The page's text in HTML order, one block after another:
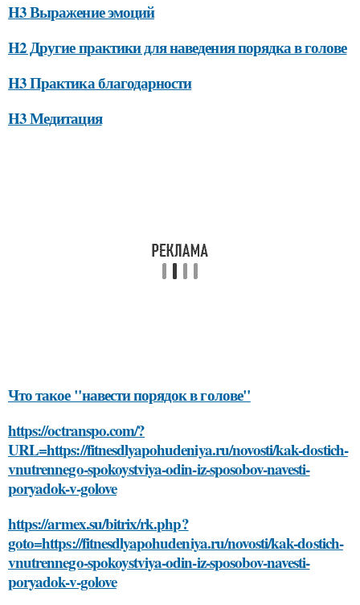
H3 Выражение эмоций
H2 Другие практики для наведения порядка в голове
H3 Практика благодарности
H3 Медитация
Что такое "навести порядок в голове"
https://octranspo.com/?
URL=https://fitnesdlyapohudeniya.ru/novosti/kak-dostich-
vnutrennego-spokoystviya-odin-iz-sposobov-navesti-
poryadok-v-golove
https://armex.su/bitrix/rk.php?
goto=https://fitnesdlyapohudeniya.ru/novosti/kak-dostich-
vnutrennego-spokoystviya-odin-iz-sposobov-navesti-
poryadok-v-golove